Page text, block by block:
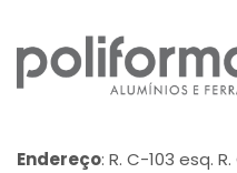
Endereço: R. C-103 esq.